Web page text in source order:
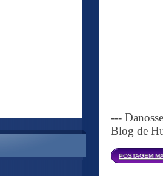
---
Blog de
POSTAGEM